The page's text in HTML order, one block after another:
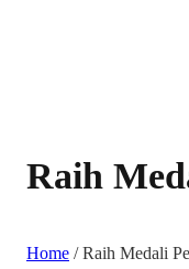
Raih
Home /Raih Medali